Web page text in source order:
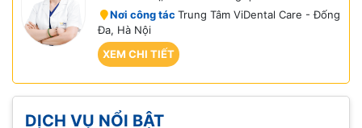
Nơi công tác Trung Tâm ViDental Care - Đống
Đa, Hà Nội
XEM CHI TIẾT
DỊCH VỤ NỔI BẬT